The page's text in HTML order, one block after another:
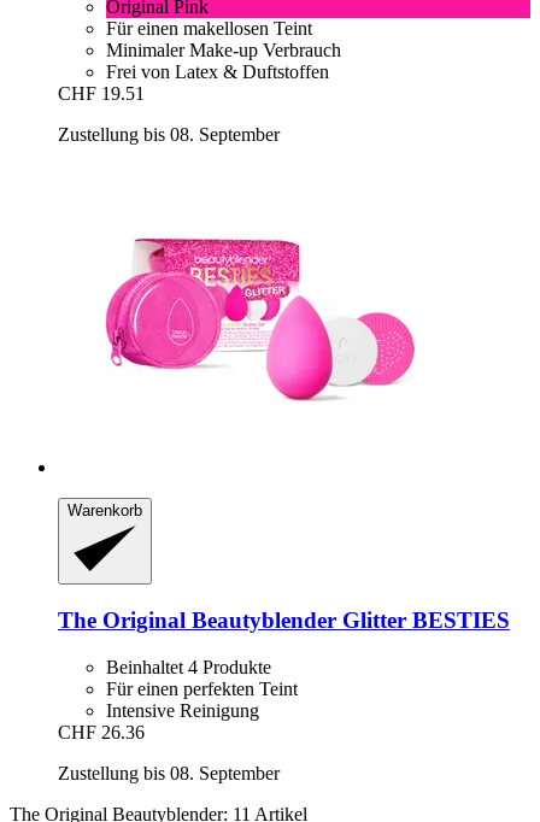
Original Pink
Für einen makellosen Teint
Minimaler Make-up Verbrauch
Frei von Latex & Duftstoffen
CHF 19.51
Zustellung bis 08. September
Warenkorb
The Original Beautyblender Glitter BESTIES
Beinhaltet 4 Produkte
Für einen perfekten Teint
Intensive Reinigung
CHF 26.36
Zustellung bis 08. September
The Original Beautyblender: 11 Artikel